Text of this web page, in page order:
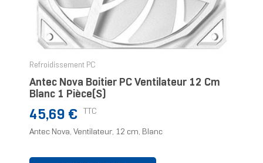
Refroidissement PC
Antec Nova Boitier PC Ventilateur 12 Cm
Blanc 1 Pièce(s)
Prix
45,69 € TTC
Antec Nova, Ventilateur, 12 cm, Blanc